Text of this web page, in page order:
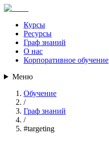
Курсы
Ресурсы
Граф знаний
О нас
Корпоративное обучение
Меню
Обучение
/
Граф знаний
/
#targeting